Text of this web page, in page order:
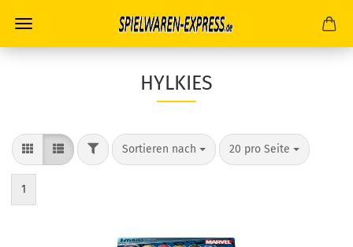
HYLKIES
FILTERSortieren nach
Sortieren nach 20 pro Seite
pro Seite
1